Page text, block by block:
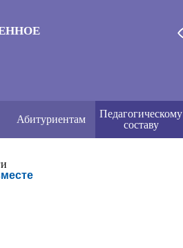
Абитуриентам
Педагогическому
составу